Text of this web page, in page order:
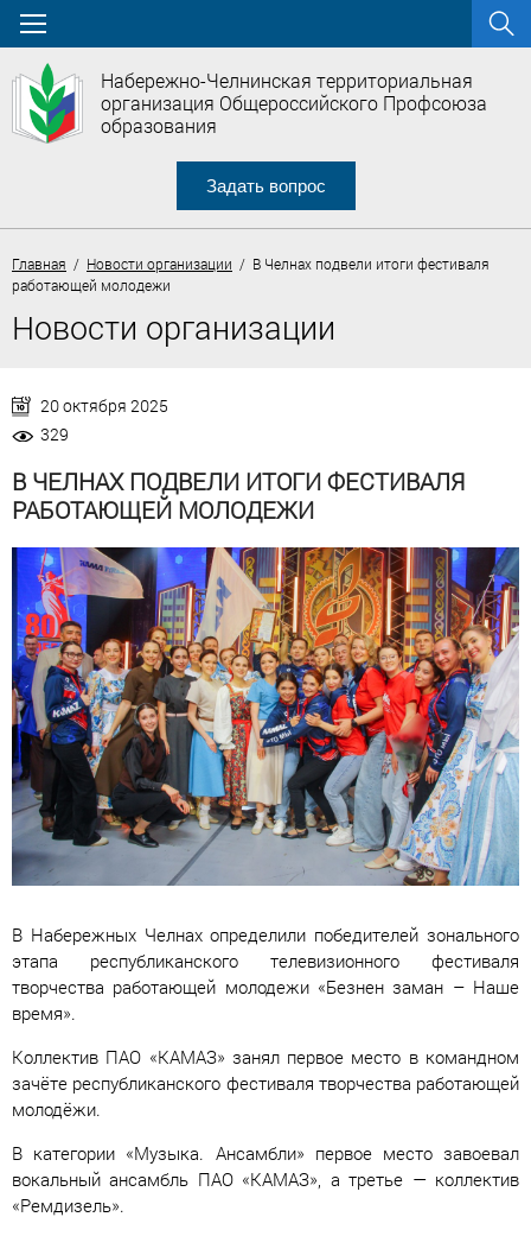
Набережно-Челнинская территориальная
организация Общероссийского Профсоюза
образования
Задать вопрос
Главная / Новости организации / В Челнах подвели итоги фестиваля
работающей молодежи
Новости организации
20 октября 2025
329
В ЧЕЛНАХ ПОДВЕЛИ ИТОГИ ФЕСТИВАЛЯ
РАБОТАЮЩЕЙ МОЛОДЕЖИ
В Набережных Челнах определили победителей зонального
этапа республиканского телевизионного фестиваля
творчества работающей молодежи «Безнен заман – Наше
время».
Коллектив ПАО «КАМАЗ» занял первое место в командном
зачёте республиканского фестиваля творчества работающей
молодёжи.
В категории «Музыка. Ансамбли» первое место завоевал
вокальный ансамбль ПАО «КАМАЗ», а третье — коллектив
«Ремдизель».